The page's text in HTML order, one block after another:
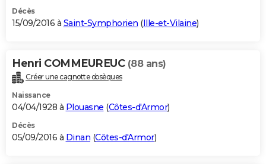
Décès
15/09/2016 à Saint-Symphorien (Ille-et-Vilaine)
Henri COMMEUREUC (88 ans)
Créer une cagnotte obsèques
Naissance
04/04/1928 à Plouasne (Côtes-d'Armor)
Décès
05/09/2016 à Dinan (Côtes-d'Armor)